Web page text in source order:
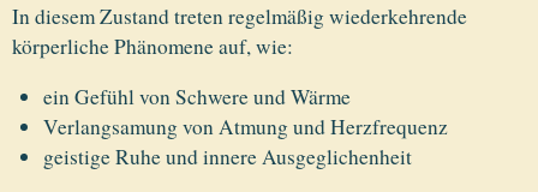
In diesem Zustand treten regelmäßig wiederkehrende
körperliche Phänomene auf, wie:
ein Gefühl von Schwere und Wärme
Verlangsamung von Atmung und Herzfrequenz
geistige Ruhe und innere Ausgeglichenheit